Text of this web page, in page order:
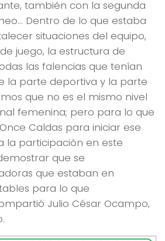
también con la segunda
Dentro de lo que estaba
situaciones del equipo,
juego, la estructura de
las falencias que tenían
la parte deportiva y la parte
que no es el mismo nivel
femenina; pero para lo que
Caldas para iniciar ese
la participación en este
que se
que estaban en
para lo que
Julio César Ocampo,